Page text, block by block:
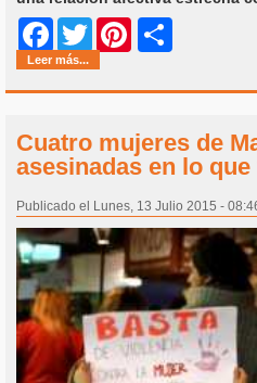
Facebook
Twitter Pinterest
Leer más...
Cuatro mujeres de
asesinadas en lo que
Publicado el Lunes, 13 Julio 2015 -